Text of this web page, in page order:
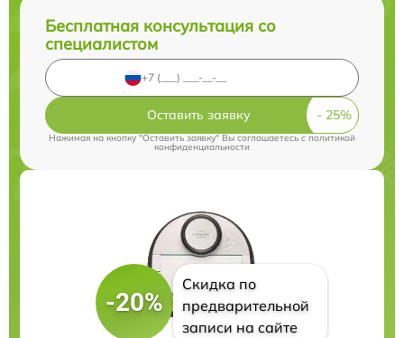
Бесплатная консультация со
специалистом
Оставить заявку
Нажимая на кнопку "Оставить заявку" Вы соглашаетесь cполитикой
конфиденциальности
-20%
Скидка по
предварительной
записи на сайте